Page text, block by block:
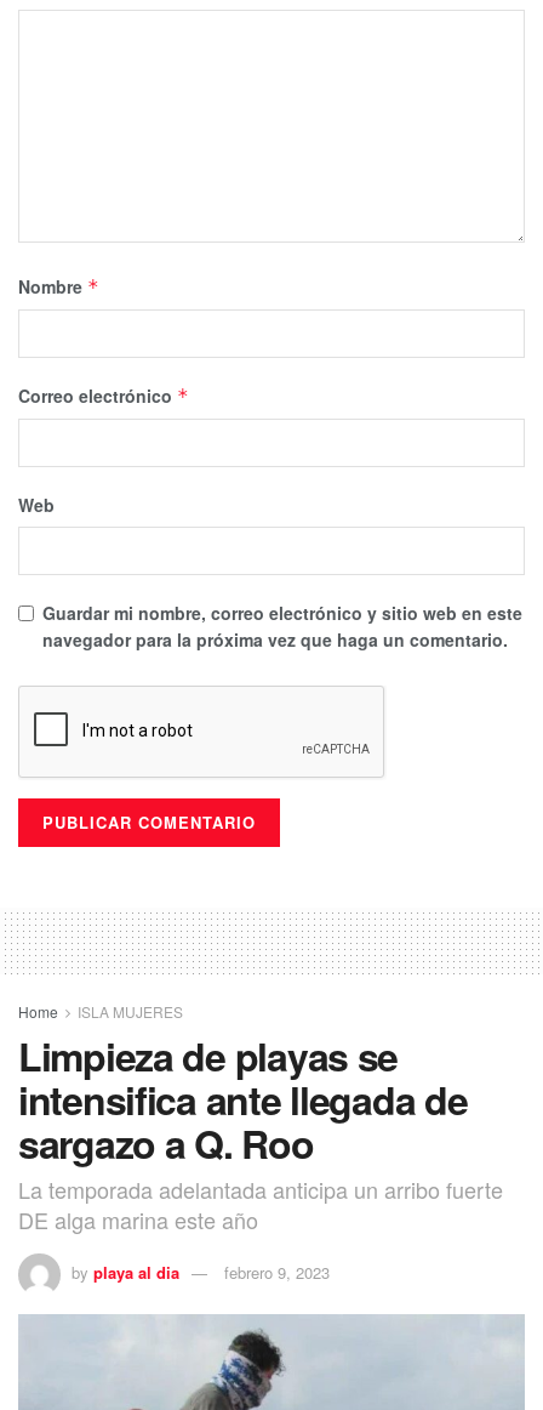
Nombre *
Correo electrónico *
Web
Guardar mi nombre, correo electrónico y sitio web en este
navegador para la próxima vez que haga un comentario.
Home ISLA MUJERES
Limpieza de playas se
intensifica ante llegada de
sargazo a Q. Roo
La temporada adelantada anticipa un arribo fuerte
DE alga marina este año
by playa al dia febrero 9, 2023